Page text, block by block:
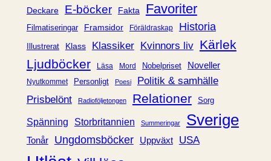
iDeckare E-böcker Fakta Favoriter
Filmatiseringar Framsidor Föräldraskap Historia
Illustrerat Klass Klassiker Kvinnors liv Kärlek
Ljudböcker
Läsa Mord Nobelpriset Noveller
Nyutkommet Personligt Poesi
Politik & samhälle
Prisbelönt
Radioföljetongen Relationer Sorg
Spänning Storbritannien Summeringar Sverige
Tonår Ungdomsböcker Uppväxt USA